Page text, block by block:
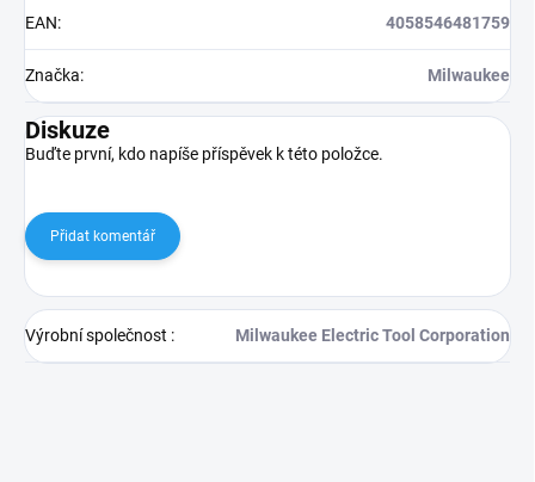
EAN: 4058546481759
Značka: Milwaukee
Diskuze
Buďte první, kdo napíše příspěvek k této položce.
Přidat komentář
Výrobní společnost : Milwaukee Electric Tool Corporation